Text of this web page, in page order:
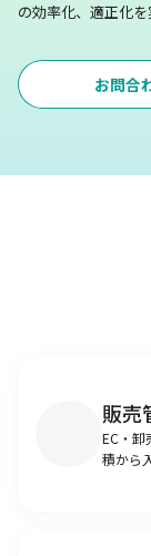
の効率化、適正化を
お問合
販売
EC・卸
積から